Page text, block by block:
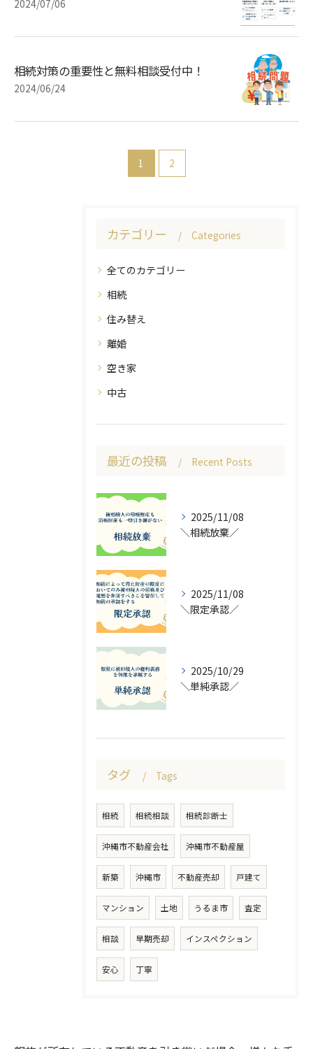
2024/07/06
相続対策の重要性と無料相談受付中！
2024/06/24
1 2
カテゴリー Categories
全てのカテゴリー
相続
住み替え
離婚
空き家
中古
最近の投稿 Recent Posts
2025/11/08
＼相続放棄／
2025/11/08
＼限定承認／
2025/10/29
＼単純承認／
タグ Tags
相続 相続相談 相続診断士
沖縄市不動産会社 沖縄市不動産屋
新築 沖縄市 不動産売却 戸建て
マンション 土地 うるま市 査定
相談 早期売却 インスペクション
安心 丁寧